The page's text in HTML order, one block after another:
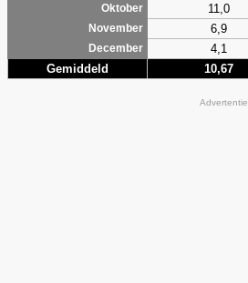
Oktober
11,0
November
6,9
December
4,1
Gemiddeld 10,67
Advertentie